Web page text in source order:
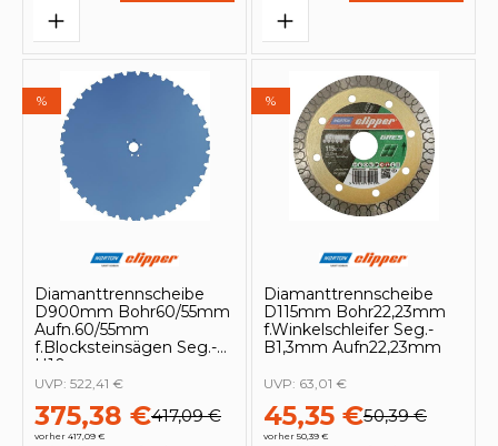
%
Diamanttrennscheibe
D900mm Bohr60/55mm
Aufn.60/55mm
f.Blocksteinsägen Seg.-
H10mm
375,38 €417,09 €
vorher 417,09 €
UVP: 522,41 €
%
Diamanttrennscheibe
D115mm Bohr22,23mm
f.Winkelschleifer Seg.-
B1,3mm Aufn22,23mm
45,35 €50,39 €
vorher 50,39 €
UVP: 63,01 €